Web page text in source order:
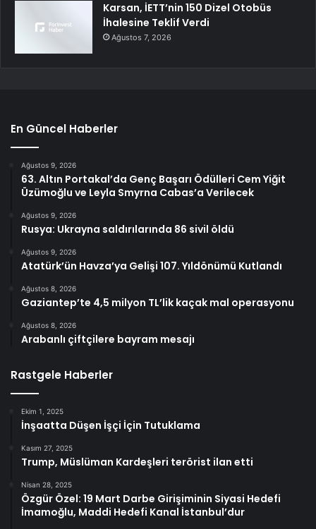
Karsan, İETT’nin 150 Dizel Otobüs
İhalesine Teklif Verdi
Ağustos 7, 2026
En Güncel Haberler
Ağustos 9, 2026
63. Altın Portakal’da Genç Başarı Ödülleri Cem Yiğit
Üzümoğlu ve Leyla Smyrna Cabas’a Verilecek
Ağustos 9, 2026
Rusya: Ukrayna saldırılarında 86 sivil öldü
Ağustos 9, 2026
Atatürk’ün Havza’ya Gelişi 107. Yıldönümü Kutlandı
Ağustos 8, 2026
Gaziantep’te 4,5 milyon TL’lik kaçak mal operasyonu
Ağustos 8, 2026
Arabanlı çiftçilere bayram mesajı
Rastgele Haberler
Ekim 1, 2025
İnşaatta Düşen İşçi İçin Tutuklama
Kasım 27, 2025
Trump, Müslüman Kardeşleri terörist ilan etti
Nisan 28, 2025
Özgür Özel: 19 Mart Darbe Girişiminin Siyasi Hedefi
İmamoğlu, Maddi Hedefi Kanal İstanbul’dur